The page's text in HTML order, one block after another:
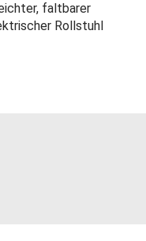
faltbarer
Rollstuhl